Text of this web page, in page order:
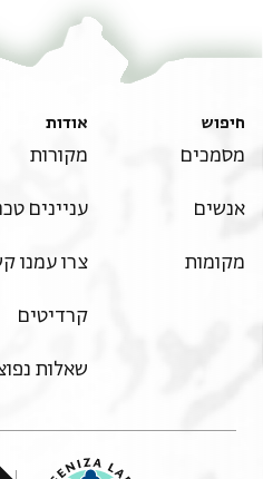
ויבטל חזותא וזכותא
מן דארי געלת לה אן יברי
ב[עדי וגמיע
. . [קד
דתקוני
שדרתיך ולא לעותי בל אי
וקד געלת ידה כידי וקבצה
עלי שי יפעלה וקד געלת
חיפוש
מסמכים
אנשים
מקומות
אודות
מקורות
עניינים
צרו עמנו
קרדיטים
שאלות